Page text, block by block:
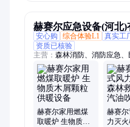
赫赛尔应急设备(河北)
安心购
综合体验L1 真实工
资质已核验
主营： 森林消防、消防应急
力设备、工程施工、水域救援
赫赛尔家用燃煤
取暖炉 生物质木
赫赛
力灭